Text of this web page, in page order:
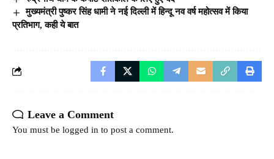
मुख्यमंत्री पुष्कर सिंह धामी ने नई दिल्ली में हिन्दू नव वर्ष महोत्सव में किया
प्रतिभाग, कही ये बात
Leave a Comment
You must be logged in to post a comment.